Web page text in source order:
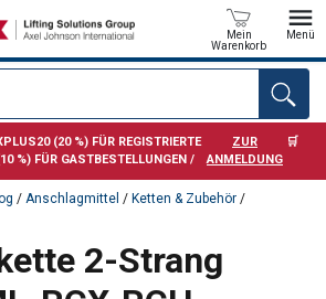
Mein
Warenkorb
Menü
(20 %) FÜR REGISTRIERTE
%) FÜR GASTBESTELLUNGEN /
ZUR
ANMELDUNG
🛒
/ Anschlagmittel / Ketten & Zubehör /
2-Strang